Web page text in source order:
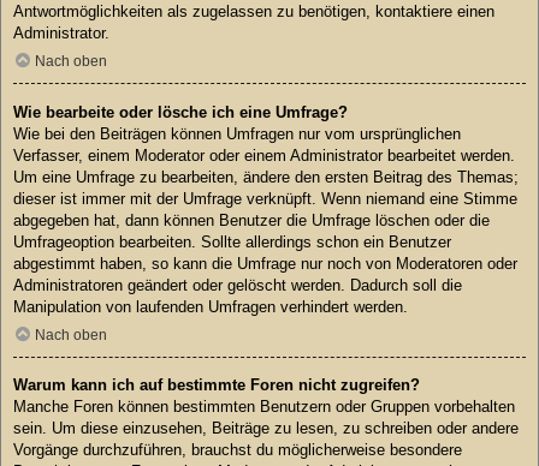
Antwortmöglichkeiten als zugelassen zu benötigen, kontaktiere einen
Administrator.
Nach oben
Wie bearbeite oder lösche ich eine Umfrage?
Wie bei den Beiträgen können Umfragen nur vom ursprünglichen
Verfasser, einem Moderator oder einem Administrator bearbeitet werden.
Um eine Umfrage zu bearbeiten, ändere den ersten Beitrag des Themas;
dieser ist immer mit der Umfrage verknüpft. Wenn niemand eine Stimme
abgegeben hat, dann können Benutzer die Umfrage löschen oder die
Umfrageoption bearbeiten. Sollte allerdings schon ein Benutzer
abgestimmt haben, so kann die Umfrage nur noch von Moderatoren oder
Administratoren geändert oder gelöscht werden. Dadurch soll die
Manipulation von laufenden Umfragen verhindert werden.
Nach oben
Warum kann ich auf bestimmte Foren nicht zugreifen?
Manche Foren können bestimmten Benutzern oder Gruppen vorbehalten
sein. Um diese einzusehen, Beiträge zu lesen, zu schreiben oder andere
Vorgänge durchzuführen, brauchst du möglicherweise besondere